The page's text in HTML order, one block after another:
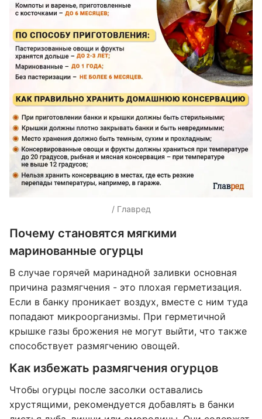
/ Главред
Почему становятся мягкими
маринованные огурцы
В случае горячей маринадной заливки основная
причина размягчения - это плохая герметизация.
Если в банку проникает воздух, вместе с ним туда
попадают микроорганизмы. При герметичной
крышке газы брожения не могут выйти, что также
способствует размягчению овощей.
Как избежать размягчения огурцов
Чтобы огурцы после засолки оставались
хрустящими, рекомендуется добавлять в банки